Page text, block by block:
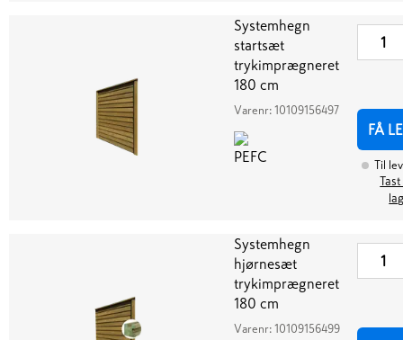
Systemhegn
startsæt
trykimprægneret
180 cm
Varenr: 10109156497
FÅ
Til
Systemhegn
hjørnesæt
trykimprægneret
180 cm
Varenr: 10109156499